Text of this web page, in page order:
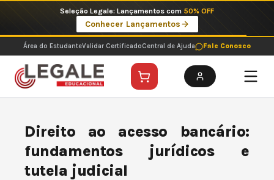
o
conteúdo
Imperdíveis no Pix: Pós Selecionadas a 199 reais no pix em parcela única
Ver ofertas
Área do EstudanteValidar CertificadoCentral de Ajuda Fale Conosco
Direito ao acesso bancário:
fundamentos jurídicos e
tutela judicial